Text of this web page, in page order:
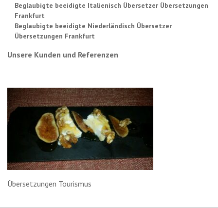
Beglaubigte beeidigte Italienisch Übersetzer Übersetzungen
Frankfurt
Beglaubigte beeidigte Niederländisch Übersetzer
Übersetzungen Frankfurt
Unsere Kunden und Referenzen
Übersetzungen Tourismus